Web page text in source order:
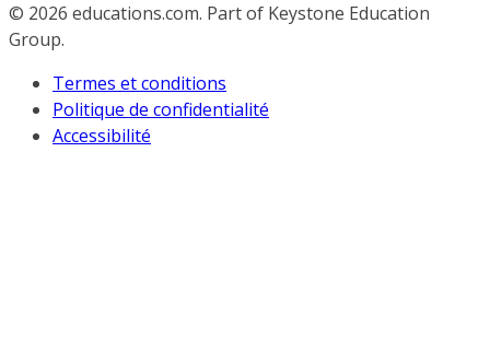
© 2026 educations.com. Part of Keystone Education
Group.
Termes et conditions
Politique de confidentialité
Accessibilité